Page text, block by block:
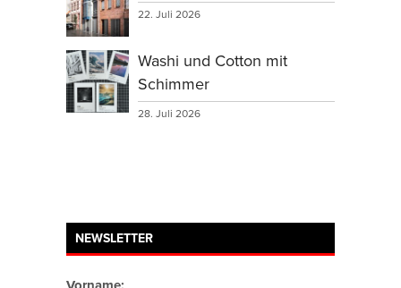
22. Juli 2026
Washi und Cotton mit
Schimmer
28. Juli 2026
NEWSLETTER